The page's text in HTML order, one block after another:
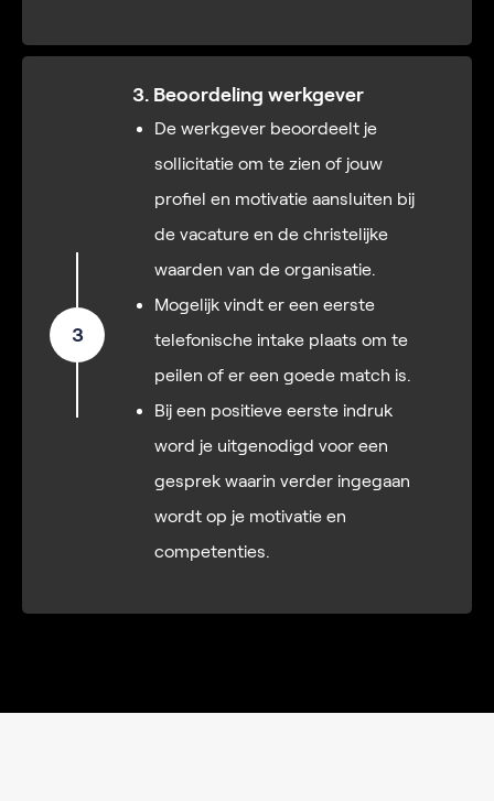
3
3. Beoordeling werkgever
De werkgever beoordeelt je
sollicitatie om te zien of jouw
profiel en motivatie aansluiten bij
de vacature en de christelijke
waarden van de organisatie.
Mogelijk vindt er een eerste
telefonische intake plaats om te
peilen of er een goede match is.
Bij een positieve eerste indruk
word je uitgenodigd voor een
gesprek waarin verder ingegaan
wordt op je motivatie en
competenties.